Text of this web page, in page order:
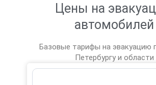
Цены на
автомобилей
Базовые тарифы на эвакуацию
Петербургу и области